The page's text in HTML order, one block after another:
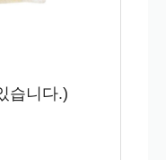
습니다.)